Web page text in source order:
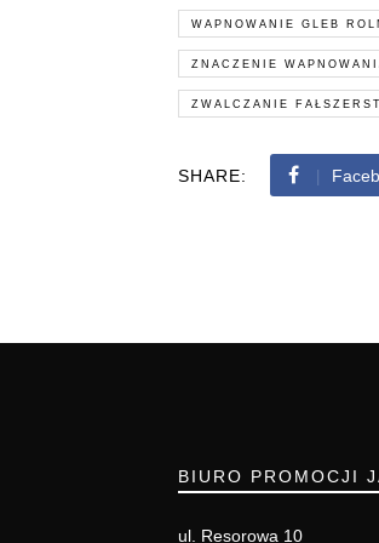
WAPNOWANIE GLEB
ZNACZENIE
ZWALCZANIE
SHARE:
BIURO PROMOCJI
ul. Resorowa 10